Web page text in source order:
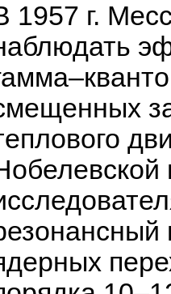
1957 г.